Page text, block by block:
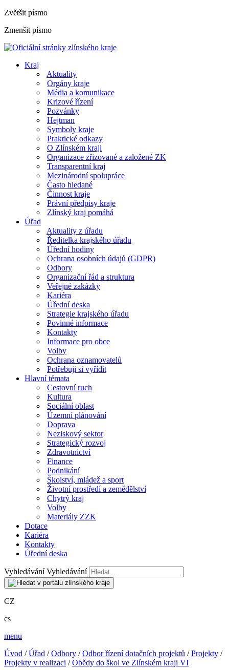
Zvětšit písmo
Zmenšit písmo
Kraj
Aktuality
Orgány kraje
Média a komunikace
Krizové řízení
Pozvánky
Hejtman
Symboly kraje
Praktické odkazy
O Zlínském kraji
Organizace zřizované a založené ZK
Transparentní kraj
Mezinárodní spolupráce
Často hledané
Činnost kraje
Právní předpisy kraje
Zlínský kraj pomáhá
Úřad
Aktuality z úřadu
Ředitelka krajského úřadu
Úřední hodiny
Ochrana osobních údajů (GDPR)
Odbory
Organizační řád a struktura
Veřejné zakázky
Kariéra
Úřední deska
Strategie krajského úřadu
Povinné informace
Kontakty
Informace pro obce
Volby
Ochrana oznamovatelů
Potřebuji si vyřídit
Hlavní témata
Cestovní ruch
Kultura
Sociální oblast
Územní plánování
Doprava
Neziskový sektor
Strategický rozvoj
Zdravotnictví
Finance
Podnikání
Školství, mládež a sport
Životní prostředí a zemědělství
Chytrý kraj
Volby
Materiály ZZK
Dotace
Kariéra
Kontakty
Úřední deska
Vyhledávání Vyhledávání
CZ
cs
menu
Úvod /Úřad /Odbory /Odbor řízení dotačních projektů /Projekty /
Projekty v realizaci /Obědy do škol ve Zlínském kraji VI